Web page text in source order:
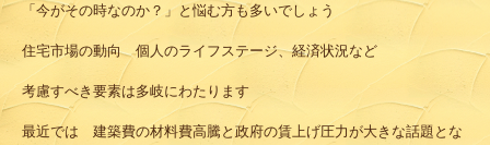
「今がその時なのか？」と悩む方も多いでしょう
住宅市場の動向 個人のライフステージ、経済状況など
考慮すべき要素は多岐にわたります
最近では 建築費の材料費高騰と政府の賃上げ圧力が大きな話題とな